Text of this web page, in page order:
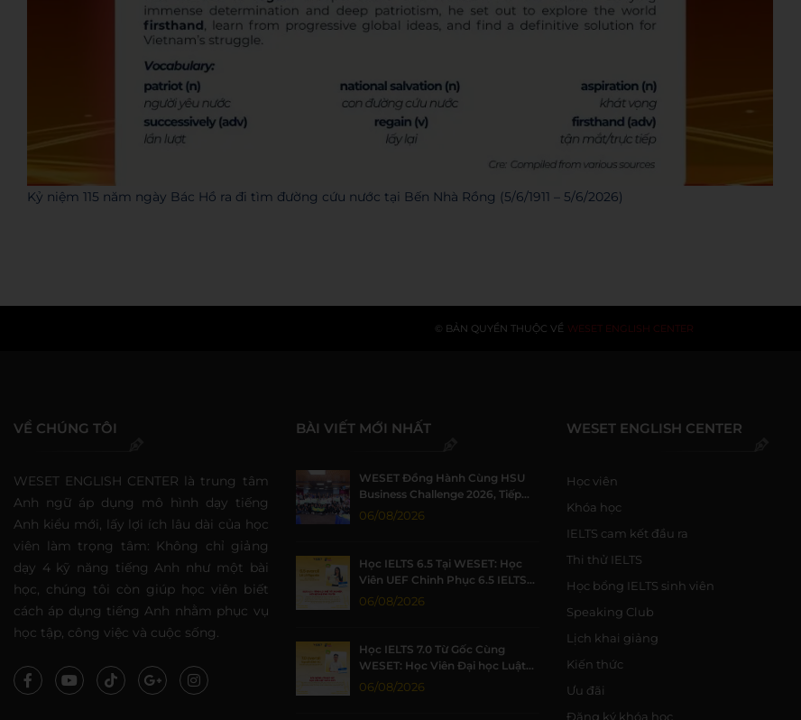
Kỷ niệm 115 năm ngày Bác Hồ ra đi tìm đường cứu nước tại Bến Nhà Rồng (5/6/1911 – 5/6/2026)
© BẢN QUYỀN THUỘC VỀ WESET ENGLISH CENTER
VỀ CHÚNG TÔI
WESET ENGLISH CENTER là trung tâm
Anh ngữ áp dụng mô hình dạy tiếng
Anh kiểu mới, lấy lợi ích lâu dài của học
viên làm trọng tâm: Không chỉ giảng
dạy 4 kỹ năng tiếng Anh như một bài
học, chúng tôi còn giúp học viên biết
cách áp dụng tiếng Anh nhằm phục vụ
học tập, công việc và cuộc sống.
BÀI VIẾT MỚI NHẤT
WESET Đồng Hành Cùng HSU
Business Challenge 2026, Tiếp
Sức Sinh Viên Khởi Nghiệp
06/08/2026
Học IELTS 6.5 Tại WESET: Học
Viên UEF Chinh Phục 6.5 IELTS
Nhờ Môi Trường Học Tập Chất
06/08/2026
Học IELTS 7.0 Từ Gốc Cùng
WESET: Học Viên Đại học Luật
TP.HCM Đạt 7.0 IELTS
06/08/2026
WESET ENGLISH CENTER
Học viên
Khóa học
IELTS cam kết đầu ra
Thi thử IELTS
Học bổng IELTS sinh viên
Speaking Club
Lịch khai giảng
Kiến thức
Ưu đãi
Đăng ký khóa học